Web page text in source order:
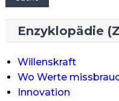
Enzyklopädie
Willenskraft
Wo Werte
Innovation